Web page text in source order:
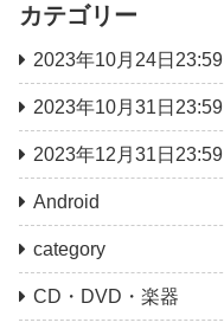
カテゴリー
2023年10月24日23:59
2023年10月31日23:59
2023年12月31日23:59
Android
category
CD・DVD・楽器